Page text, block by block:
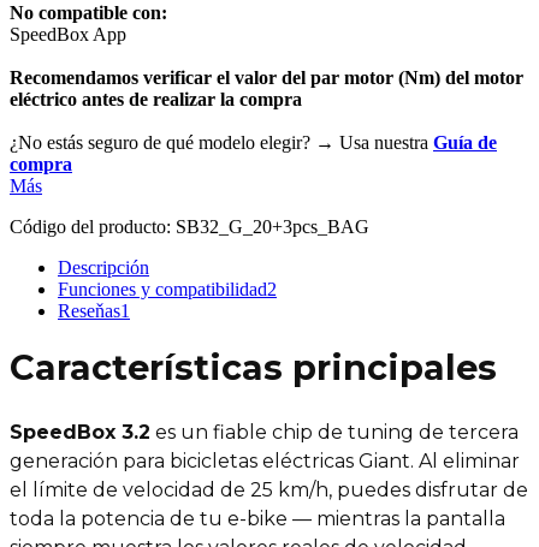
No compatible con:
SpeedBox App
Recomendamos verificar el valor del par motor (Nm) del motor
eléctrico antes de realizar la compra
¿No estás seguro de qué modelo elegir? → Usa nuestra Guía de
compra
Más
Código del producto: SB32_G_20+3pcs_BAG
Descripción
Funciones y compatibilidad2
Reseňas1
Características principales
SpeedBox 3.2 es un fiable chip de tuning de tercera
generación para bicicletas eléctricas Giant. Al eliminar
el límite de velocidad de 25 km/h, puedes disfrutar de
toda la potencia de tu e-bike — mientras la pantalla